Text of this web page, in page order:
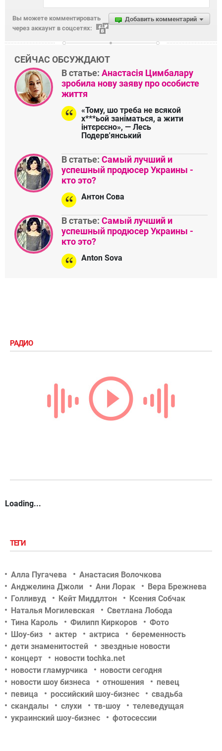
Добавить комментарий
Вы можете комментировать
через аккаунт в соцсетях:
СЕЙЧАС ОБСУЖДАЮТ
В статье: Анастасія Цимбалару
зробила нову заяву про особисте
життя
«Тому, шо треба не всякой
х***ьой заніматься, а жити
інтєрєсно», — Лесь
Подерв'янський
В статье: Самый лучший и
успешный продюсер Украины -
кто это?
Антон Сова
В статье: Самый лучший и
успешный продюсер Украины -
кто это?
Anton Sova
РАДИО
Loading...
ТЕГИ
Алла Пугачева
Анастасия Волочкова
Анджелина Джоли
Ани Лорак
Вера Брежнева
Голливуд
Кейт Миддлтон
Ксения Собчак
Наталья Могилевская
Светлана Лобода
Тина Кароль
Филипп Киркоров
Фото
Шоу-биз
актер актриса
беременность
дети знаменитостей
звездные новости
концерт
новости tochka.net
новости гламурчика
новости сегодня
новости шоу бизнеса
отношения
певец
певица
российский шоу-бизнес
свадьба
скандалы
слухи тв-шоу
телеведущая
украинский шоу-бизнес
фотосессии